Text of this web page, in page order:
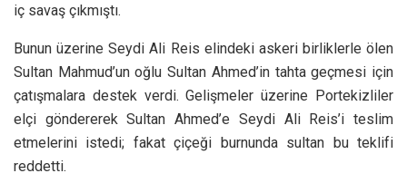
iç savaş çıkmıştı.
Bunun üzerine Seydi Ali Reis elindeki askeri birliklerle ölen
Sultan Mahmud’un oğlu Sultan Ahmed’in tahta geçmesi için
çatışmalara destek verdi. Gelişmeler üzerine Portekizliler
elçi göndererek Sultan Ahmed’e Seydi Ali Reis’i teslim
etmelerini istedi; fakat çiçeği burnunda sultan bu teklifi
reddetti.